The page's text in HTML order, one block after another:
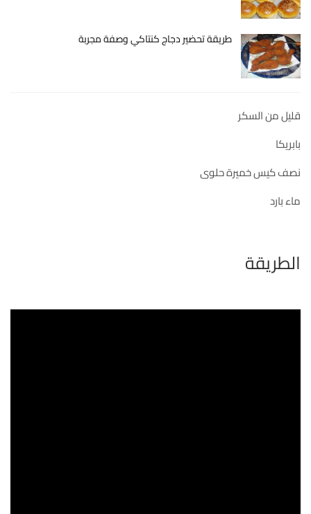
طريقة تحضير دجاج كنتاكي وصفة مجربة
قليل من السكر
بابريكا
نصف كيس خميرة حلوى
ماء بارد
الطريقة